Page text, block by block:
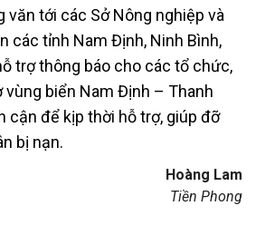
văn tới các Sở Nông nghiệp và
các tỉnh Nam Định, Ninh Bình,
trợ thông báo cho các tổ chức,
vùng biển Nam Định – Thanh
cận để kịp thời hỗ trợ, giúp đỡ
bị nạn.
Hoàng Lam
Tiền Phong